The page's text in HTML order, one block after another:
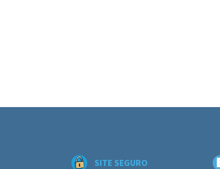
SITE SEGURO